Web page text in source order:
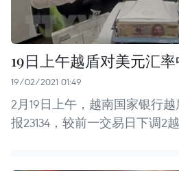
19日上午越盾对美元汇
19/02/2021 01:49
2月19日上午，越南国家银行
报23134，较前一交易日下调2越